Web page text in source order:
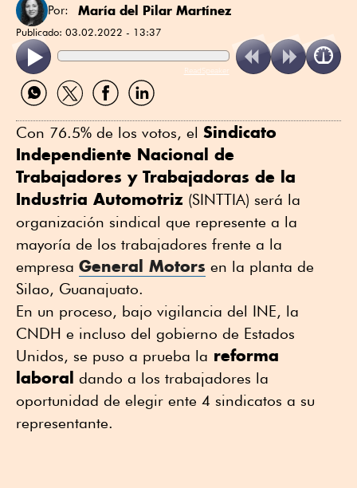
Por: María del Pilar Martínez
Publicado: 03.02.2022 - 13:37
ReadSpeaker
Compartir
por
Compartir
por
Compartir
por
Compartir
por
Con 76.5% de los votos, el Sindicato
Independiente Nacional de
Trabajadores y Trabajadoras de la
Industria Automotriz (SINTTIA) será la
organización sindical que represente a la
mayoría de los trabajadores frente a la
empresa General Motors en la planta de
Silao, Guanajuato.
En un proceso, bajo vigilancia del INE, la
CNDH e incluso del gobierno de Estados
Unidos, se puso a prueba la reforma
laboral dando a los trabajadores la
oportunidad de elegir ente 4 sindicatos a su
representante.